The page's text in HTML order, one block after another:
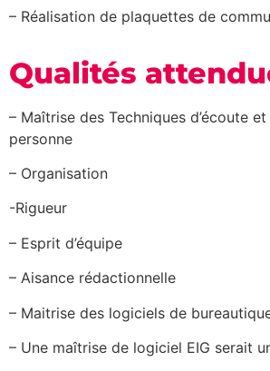
– Réalisation de plaquettes de
Qualités
– Maîtrise des Techniques d’écoute
personne
– Organisation
-Rigueur
– Esprit d’équipe
– Aisance rédactionnelle
– Maitrise des logiciels de
– Une maîtrise de logiciel EIG serait